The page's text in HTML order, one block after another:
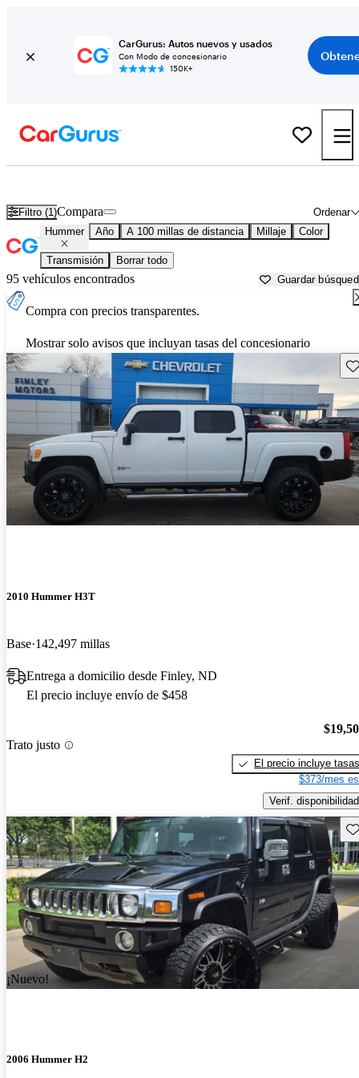
CarGurus: Autos nuevos y usados
Con Modo de concesionario
150K+
Filtro (1) Ordenar
Compara
Hummer Año A 100 millas de distancia Millaje Color
Transmisión Borrar todo
95 vehículos encontrados Guardar
Compra con precios transparentes.
Mostrar solo avisos que incluyan tasas del concesionario
2010 Hummer H3T
Base 142,497 millas
Entrega a domicilio desde Finley, ND
El precio incluye envío de $458
Trato justo
El precio incluye tasas
$373/mes
Verif. disponibilidad
¡Nuevo!
2006 Hummer H2